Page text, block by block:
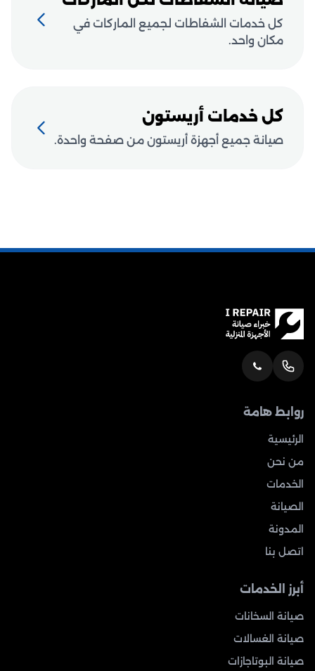
كل خدمات الشفاطات لجميع الماركات في
مكان واحد.
كل خدمات أريستون
صيانة جميع أجهزة أريستون من صفحة واحدة.
روابط هامة
الرئيسية
من نحن
الخدمات
الصيانة
المدونة
اتصل بنا
أبرز الخدمات
صيانة السخانات
صيانة الغسالات
صيانة البوتاجازات